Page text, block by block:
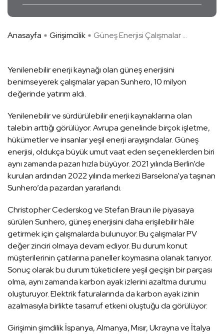
Anasayfa Girişimcilik Güneş Enerjisi Çalışmalar ...
Yenilenebilir enerji kaynağı olan güneş enerjisini
benimseyerek çalışmalar yapan Sunhero, 10 milyon
değerinde yatırım aldı.
Yenilenebilir ve sürdürülebilir enerji kaynaklarına olan
talebin arttığı görülüyor. Avrupa genelinde birçok işletme,
hükümetler ve insanlar yeşil enerji arayışındalar. Güneş
enerjisi, oldukça büyük umut vaat eden seçeneklerden biri
aynı zamanda pazarı hızla büyüyor. 2021 yılında Berlin’de
kurulan ardından 2022 yılında merkezi Barselona’ya taşınan
Sunhero’da pazardan yararlandı.
Christopher Cederskog ve Stefan Braun ile piyasaya
sürülen Sunhero, güneş enerjisini daha erişilebilir hâle
getirmek için çalışmalarda bulunuyor. Bu çalışmalar PV
değer zinciri olmaya devam ediyor. Bu durum konut
müşterilerinin çatılarına paneller koymasına olanak tanıyor.
Sonuç olarak bu durum tüketicilere yeşil geçişin bir parçası
olma, aynı zamanda karbon ayak izlerini azaltma durumu
oluşturuyor. Elektrik faturalarında da karbon ayak izinin
azalmasıyla birlikte tasarruf etkeni oluştuğu da görülüyor.
Girişimin şimdilik İspanya, Almanya, Mısır, Ukrayna ve İtalya